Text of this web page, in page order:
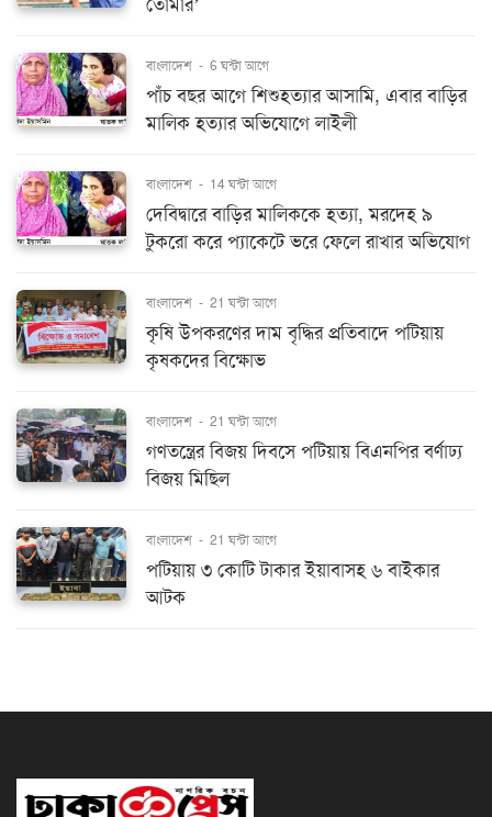
বাংলাদেশ - 6 ঘন্টা আগে
পাঁচ বছর আগে শিশুহত্যার আসামি, এবার বাড়ির
মালিক হত্যার অভিযোগে লাইলী
বাংলাদেশ - 14 ঘন্টা আগে
দেবিদ্বারে বাড়ির মালিককে হত্যা, মরদেহ ৯
টুকরো করে প্যাকেটে ভরে ফেলে রাখার অভিযোগ
বাংলাদেশ - 21 ঘন্টা আগে
কৃষি উপকরণের দাম বৃদ্ধির প্রতিবাদে পটিয়ায়
কৃষকদের বিক্ষোভ
বাংলাদেশ - 21 ঘন্টা আগে
গণতন্ত্রের বিজয় দিবসে পটিয়ায় বিএনপির বর্ণাঢ্য
বিজয় মিছিল
বাংলাদেশ - 21 ঘন্টা আগে
পটিয়ায় ৩ কোটি টাকার ইয়াবাসহ ৬ বাইকার
আটক